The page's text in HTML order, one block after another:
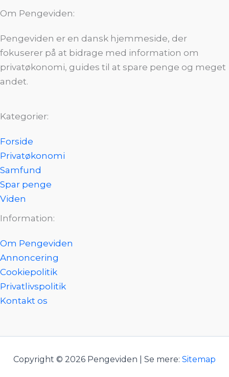
Om Pengeviden:
Pengeviden er en dansk hjemmeside, der
fokuserer på at bidrage med information om
privatøkonomi, guides til at spare penge og meget
andet.
Kategorier:
Forside
Privatøkonomi
Samfund
Spar penge
Viden
Information:
Om Pengeviden
Annoncering
Cookiepolitik
Privatlivspolitik
Kontakt os
Copyright © 2026 Pengeviden | Se mere: Sitemap